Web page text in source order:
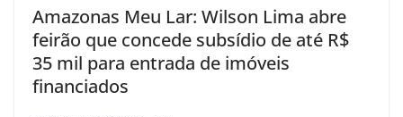
Amazonas Meu Lar: Wilson Lima abre
feirão que concede subsídio de até R$
35 mil para entrada de imóveis
financiados